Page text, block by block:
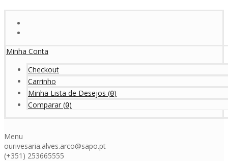
Minha Conta
Checkout
Carrinho
Minha Lista de Desejos (0)
Comparar (0)
Menu
ourivesaria.alves.arco@sapo.pt
(+351) 253665555